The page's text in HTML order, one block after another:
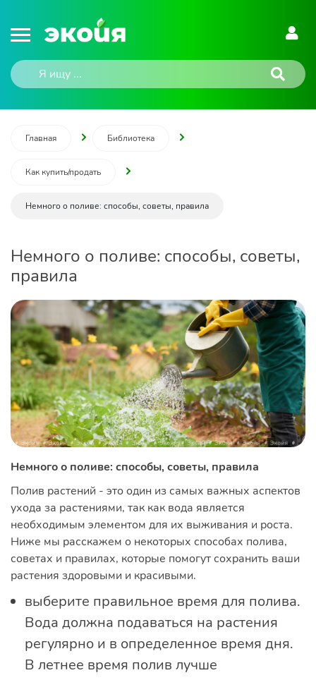
Главная Библиотека
Как купить/продать
Немного о поливе: способы, советы, правила
Немного о поливе: способы, советы,
правила
Немного о поливе: способы, советы, правила
Полив растений - это один из самых важных аспектов
ухода за растениями, так как вода является
необходимым элементом для их выживания и роста.
Ниже мы расскажем о некоторых способах полива,
советах и правилах, которые помогут сохранить ваши
растения здоровыми и красивыми.
выберите правильное время для полива.
Вода должна подаваться на растения
регулярно и в определенное время дня.
В летнее время полив лучше